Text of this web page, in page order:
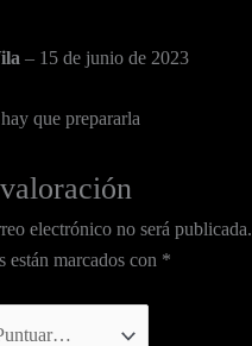
– 15 de junio de 2023
que prepararla
electrónico no será publicada.
están marcados con *